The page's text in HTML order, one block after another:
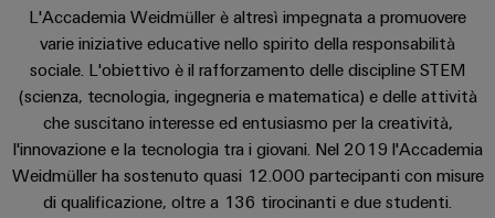
e
prodotti
per
centri
dati
-
efficienti,
affidabili
e
scalabili
u-
OS
Industrial
5G
Single
Pair
componenti
Sistemi
di
inserimento
cavi
e
componenti
digitale
Consulenza
sulla
connettività
Configuratore
Weidmüller
Sedi
Informazioni
sulla
gestione
e
certificati
successo
dei
nostri
clienti
Eventi
e
fiere
Aktionen
Energy
Meter
Aktionen
Steuerstromverteilung
Aktionen
L'Accademia Weidmüller è altresì impegnata a promuovere
varie iniziative educative nello spirito della responsabilità
sociale. L'obiettivo è il rafforzamento delle discipline STEM
(scienza, tecnologia, ingegneria e matematica) e delle attività
che suscitano interesse ed entusiasmo per la creatività,
l'innovazione e la tecnologia tra i giovani. Nel 2019 l'Accademia
Weidmüller ha sostenuto quasi 12.000 partecipanti con misure
di qualificazione, oltre a 136 tirocinanti e due studenti.